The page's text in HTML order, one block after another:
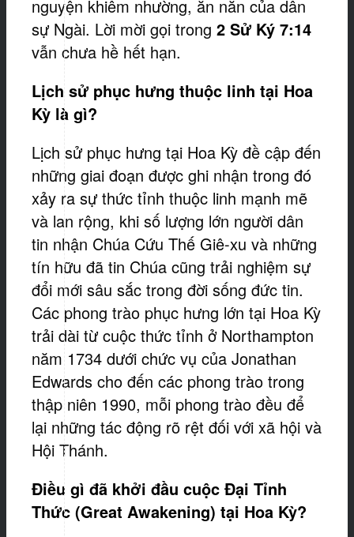
nguyện khiêm nhường, ăn năn của dân
sự Ngài. Lời mời gọi trong2 Sử Ký 7:14
vẫn chưa hề hết hạn.
Lịch sử phục hưng thuộc linh tại Hoa
Kỳ là gì?
Lịch sử phục hưng tại Hoa Kỳ đề cập đến
những giai đoạn được ghi nhận trong đó
xảy ra sự thức tỉnh thuộc linh mạnh mẽ
và lan rộng, khi số lượng lớn người dân
tin nhận Chúa Cứu Thế Giê-xu và những
tín hữu đã tin Chúa cũng trải nghiệm sự
đổi mới sâu sắc trong đời sống đức tin.
Các phong trào phục hưng lớn tại Hoa Kỳ
trải dài từ cuộc thức tỉnh ở Northampton
năm 1734 dưới chức vụ của Jonathan
Edwards cho đến các phong trào trong
thập niên 1990, mỗi phong trào đều để
lại những tác động rõ rệt đối với xã hội và
Hội Thánh.
Điều gì đã khởi đầu cuộc Đại Tỉnh
Thức (Great Awakening) tại Hoa Kỳ?